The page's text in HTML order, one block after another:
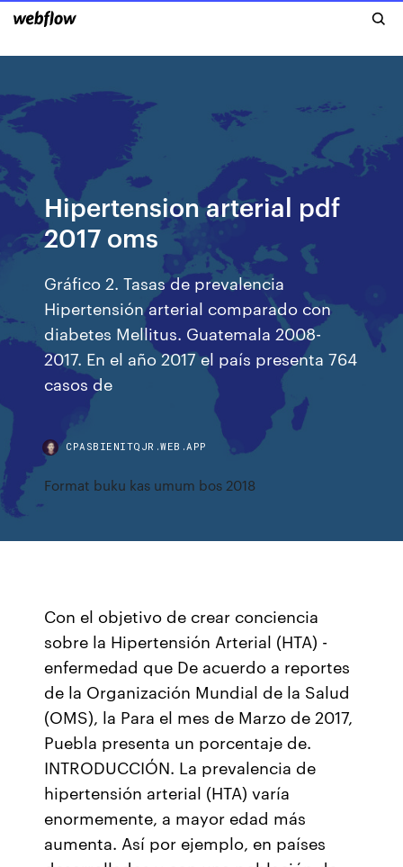
Hipertension arterial pdf
2017 oms
Gráfico 2. Tasas de prevalencia
Hipertensión arterial comparado con
diabetes Mellitus. Guatemala 2008-
2017. En el año 2017 el país presenta 764
casos de
CPASBIENITQJR.WEB.APP
Format buku kas umum bos 2018
Con el objetivo de crear conciencia
sobre la Hipertensión Arterial (HTA) -
enfermedad que De acuerdo a reportes
de la Organización Mundial de la Salud
(OMS), la Para el mes de Marzo de 2017,
Puebla presenta un porcentaje de.
INTRODUCCIÓN. La prevalencia de
hipertensión arterial (HTA) varía
enormemente, a mayor edad más
aumenta. Así por ejemplo, en países